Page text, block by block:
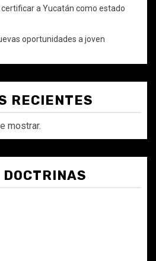
a Yucatán como estado
oportunidades a joven
RECIENTES
mostrar.